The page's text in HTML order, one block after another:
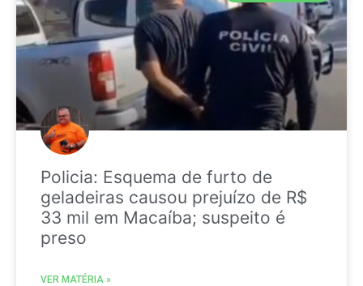
Policia: Esquema de furto de
geladeiras causou prejuízo de R$
33 mil em Macaíba; suspeito é
preso
VER MATÉRIA »